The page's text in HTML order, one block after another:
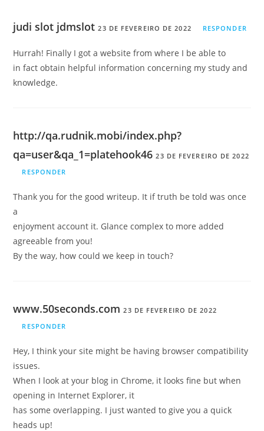
judi slot jdmslot 23 DE FEVEREIRO DE 2022 RESPONDER
Hurrah! Finally I got a website from where I be able to
in fact obtain helpful information concerning my study and
knowledge.
http://qa.rudnik.mobi/index.php?
qa=user&qa_1=platehook46 23 DE FEVEREIRO DE 2022
RESPONDER
Thank you for the good writeup. It if truth be told was once
a
enjoyment account it. Glance complex to more added
agreeable from you!
By the way, how could we keep in touch?
www.50seconds.com 23 DE FEVEREIRO DE 2022
RESPONDER
Hey, I think your site might be having browser compatibility
issues.
When I look at your blog in Chrome, it looks fine but when
opening in Internet Explorer, it
has some overlapping. I just wanted to give you a quick
heads up!